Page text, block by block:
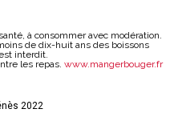
à consommer avec modération.
de dix-huit ans des boissons
interdit.
les repas. www.mangerbouger.fr
2022